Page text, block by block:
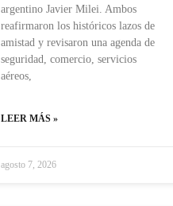
argentino Javier Milei. Ambos
reafirmaron los históricos lazos de
amistad y revisaron una agenda de
seguridad, comercio, servicios
aéreos,
LEER MÁS »
agosto 7, 2026